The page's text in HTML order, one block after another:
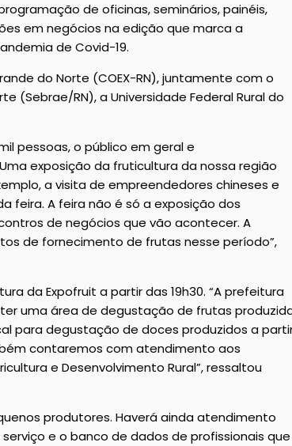
de oficinas, seminários, painéis,
em negócios na edição que marca a
de Covid-19.
do Norte (COEX-RN), juntamente com o
(Sebrae/RN), a Universidade Federal Rural do
pessoas, o público em geral e
exposição da fruticultura da nossa região
a visita de empreendedores chineses e
feira. A feira não é só a exposição dos
de negócios que vão acontecer. A
de fornecimento de frutas nesse período”,
da Expofruit a partir das 19h30. “A prefeitura
uma área de degustação de frutas
para degustação de doces produzidos a
contaremos com atendimento aos
e Desenvolvimento Rural”, ressaltou
produtores. Haverá ainda atendimento
e o banco de dados de profissionais que